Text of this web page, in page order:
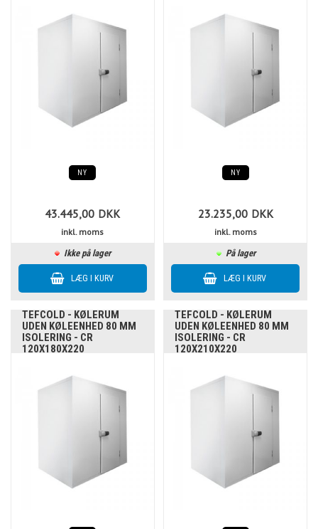
NY
43.445,00 DKK
inkl. moms
Ikke på lager
NY
23.235,00 DKK
inkl. moms
På lager
TEFCOLD - KØLERUM
UDEN KØLEENHED 80 MM
ISOLERING - CR
120X180X220
TEFCOLD - KØLERUM
UDEN KØLEENHED 80 MM
ISOLERING - CR
120X210X220